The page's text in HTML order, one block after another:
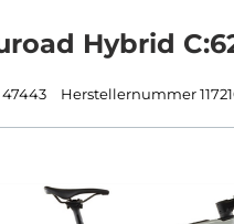
Hybrid
Herstellernummer